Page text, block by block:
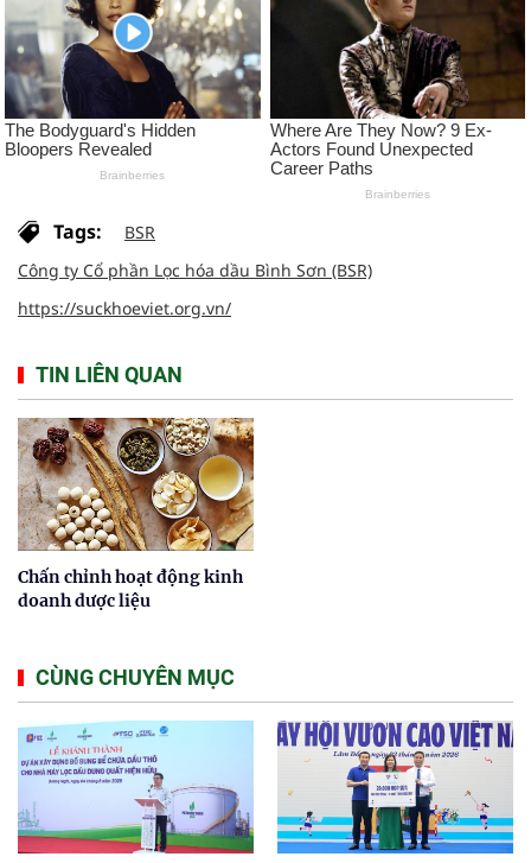
Tags:
BSR
Công ty Cổ phần Lọc hóa dầu Bình Sơn (BSR)
https://suckhoeviet.org.vn/
TIN LIÊN QUAN
Chấn chỉnh hoạt động kinh
doanh dược liệu
CÙNG CHUYÊN MỤC